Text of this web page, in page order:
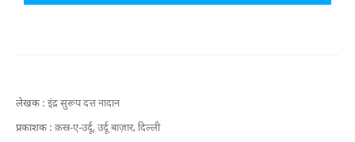
लेखक : इंद्र सुरूप दत्त नादान
प्रकाशक : क़स्र-ए-उर्दू, उर्दू बाज़ार, दिल्ली